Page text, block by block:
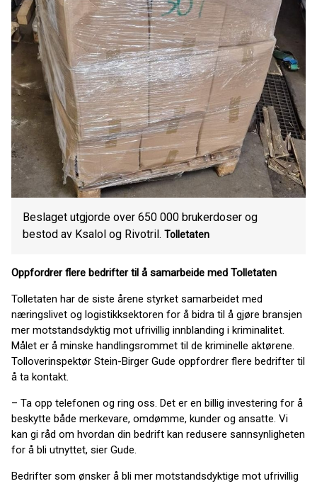
Beslaget utgjorde over 650 000 brukerdoser og
bestod av Ksalol og Rivotril. Tolletaten
Oppfordrer flere bedrifter til å samarbeide med Tolletaten
Tolletaten har de siste årene styrket samarbeidet med
næringslivet og logistikksektoren for å bidra til å gjøre bransjen
mer motstandsdyktig mot ufrivillig innblanding i kriminalitet.
Målet er å minske handlingsrommet til de kriminelle aktørene.
Tolloverinspektør Stein-Birger Gude oppfordrer flere bedrifter til
å ta kontakt.
– Ta opp telefonen og ring oss. Det er en billig investering for å
beskytte både merkevare, omdømme, kunder og ansatte. Vi
kan gi råd om hvordan din bedrift kan redusere sannsynligheten
for å bli utnyttet, sier Gude.
Bedrifter som ønsker å bli mer motstandsdyktige mot ufrivillig